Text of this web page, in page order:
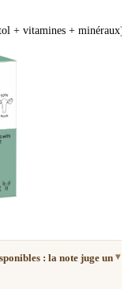
+ vitamines + minéraux)
: la note juge un